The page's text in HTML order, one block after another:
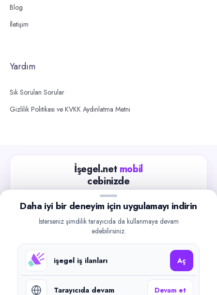
Blog
İletişim
Yardım
Sık Sorulan Sorular
Gizlilik Politikası ve KVKK Aydınlatma Metni
İşegel.net mobil
cebinizde
Güncel iş ilanlarını takip edin, işverenlerle hızlıca
iletişime geçin.
Google Play
©2026işegel.net. Tüm hakları saklıdır.
Daha iyi bir deneyim için uygulamayı indirin
İsterseniz şimdilik tarayıcıda da kullanmaya devam
edebilirsiniz.
işegel iş ilanları Aç
Tarayıcıda devam Devam et